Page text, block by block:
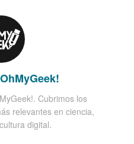
Cubrimos los
relevantes en ciencia,
digital.